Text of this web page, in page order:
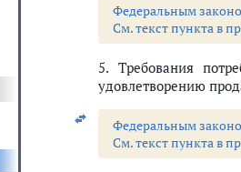
Федеральным
См. текст пункта в
5. Требования
удовлетворению
Федеральным
См. текст пункта в